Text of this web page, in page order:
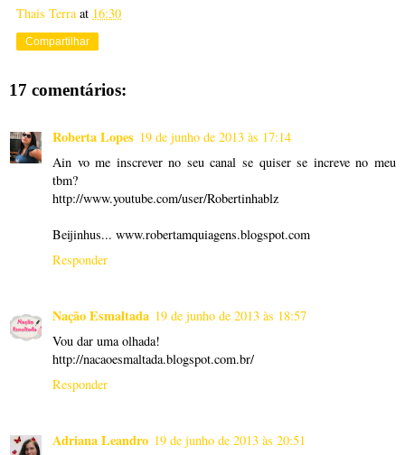
Thais Terra at 16:30
Compartilhar
17 comentários:
Roberta Lopes 19 de junho de 2013 às 17:14
Ain vo me inscrever no seu canal se quiser se increve no meu
tbm?
http://www.youtube.com/user/Robertinhablz
Beijinhus... www.robertamquiagens.blogspot.com
Responder
Nação Esmaltada 19 de junho de 2013 às 18:57
Vou dar uma olhada!
http://nacaoesmaltada.blogspot.com.br/
Responder
Adriana Leandro 19 de junho de 2013 às 20:51